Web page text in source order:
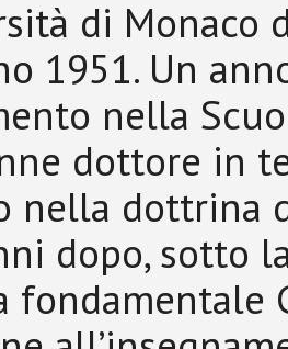
di Monaco
1951. Un
nella
dottore in
nella dottrina
dopo, sotto
fondamentale